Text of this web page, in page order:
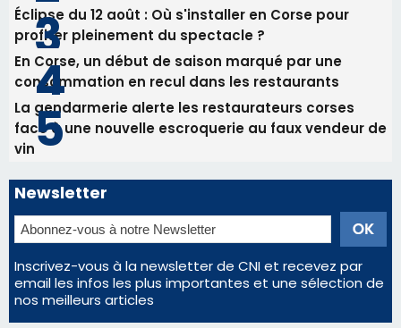
Éclipse du 12 août : Où s'installer en Corse pour
profiter pleinement du spectacle ?
En Corse, un début de saison marqué par une
consommation en recul dans les restaurants
La gendarmerie alerte les restaurateurs corses
face à une nouvelle escroquerie au faux vendeur de
vin
Newsletter
Inscrivez-vous à la newsletter de CNI et recevez par
email les infos les plus importantes et une sélection de
nos meilleurs articles